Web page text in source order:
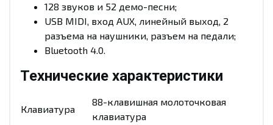
128 звуков и 52 демо-песни;
USB MIDI, вход AUX, линейный выход, 2
разъема на наушники, разъем на педали;
Bluetooth 4.0.
Технические характеристики
Клавиатура
88-клавишная молоточковая
клавиатура